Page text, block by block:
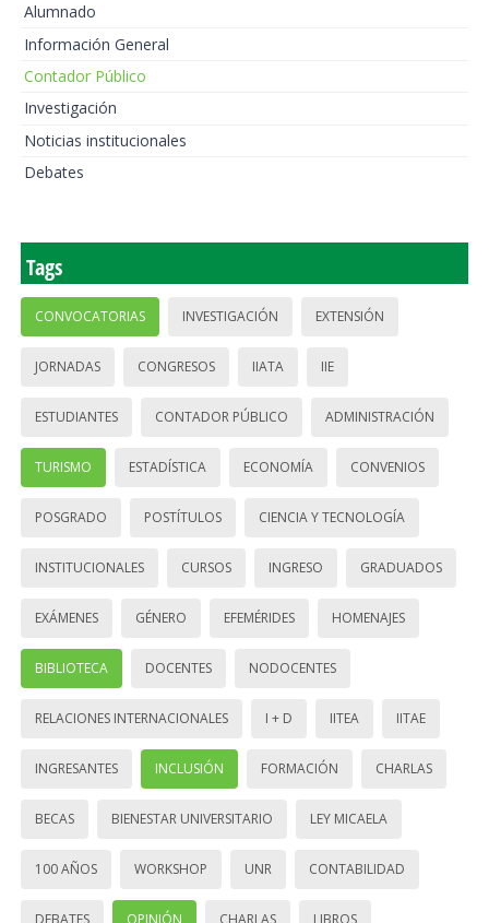
Alumnado
Información General
Contador Público
Investigación
Noticias institucionales
Debates
Tags
CONVOCATORIAS INVESTIGACIÓN EXTENSIÓN
JORNADAS CONGRESOS IIATA IIE
ESTUDIANTES CONTADOR PÚBLICO ADMINISTRACIÓN
TURISMO ESTADÍSTICA ECONOMÍA CONVENIOS
POSGRADO POSTÍTULOS CIENCIA Y TECNOLOGÍA
INSTITUCIONALES CURSOS INGRESO GRADUADOS
EXÁMENES GÉNERO EFEMÉRIDES HOMENAJES
BIBLIOTECA DOCENTES NODOCENTES
RELACIONES INTERNACIONALES I + D IITEA IITAE
INGRESANTES INCLUSIÓN FORMACIÓN CHARLAS
BECAS BIENESTAR UNIVERSITARIO LEY MICAELA
100 AÑOS WORKSHOP UNR CONTABILIDAD